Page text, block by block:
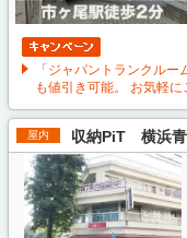
「ジャパントランクル
も値引き可能。 お気軽に
屋内 収納PiT 横浜青